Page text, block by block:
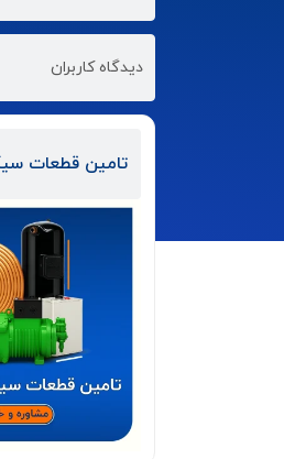
دیدگاه کاربران
تامین قطعات